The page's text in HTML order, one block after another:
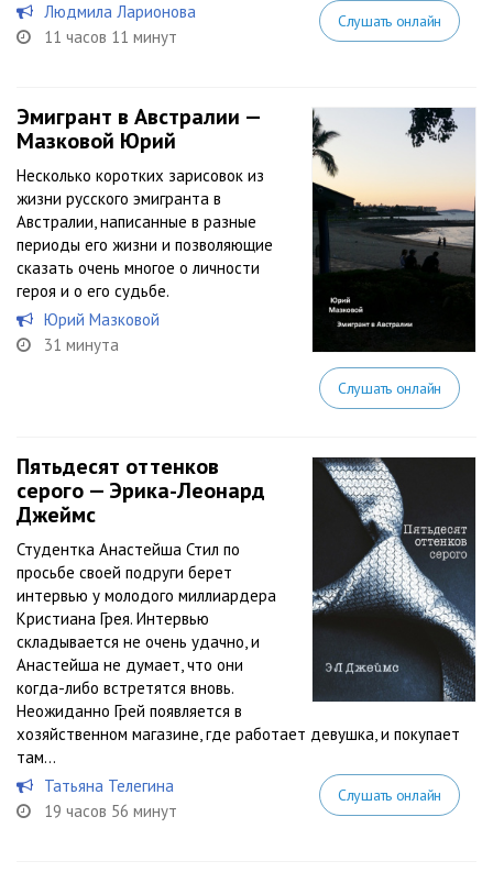
Людмила Ларионова
11 часов 11 минут
Слушать онлайн
Эмигрант в Австралии —
Мазковой Юрий
Несколько коротких зарисовок из
жизни русского эмигранта в
Австралии, написанные в разные
периоды его жизни и позволяющие
сказать очень многое о личности
героя и о его судьбе.
Юрий Мазковой
31 минута
Слушать онлайн
Пятьдесят оттенков
серого — Эрика-Леонард
Джеймс
Студентка Анастейша Стил по
просьбе своей подруги берет
интервью у молодого миллиардера
Кристиана Грея. Интервью
складывается не очень удачно, и
Анастейша не думает, что они
когда-либо встретятся вновь.
Неожиданно Грей появляется в
хозяйственном магазине, где работает девушка, и покупает
там...
Татьяна Телегина
19 часов 56 минут
Слушать онлайн